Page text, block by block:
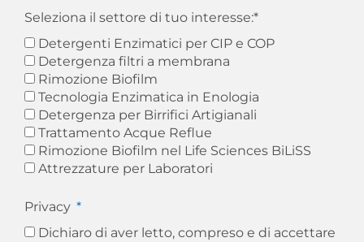
Seleziona il settore di tuo interesse:*
Detergenti Enzimatici per CIP e COP
Detergenza filtri a membrana
Rimozione Biofilm
Tecnologia Enzimatica in Enologia
Detergenza per Birrifici Artigianali
Trattamento Acque Reflue
Rimozione Biofilm nel Life Sciences BiLiSS
Attrezzature per Laboratori
Privacy
Dichiaro di aver letto, compreso e di accettare